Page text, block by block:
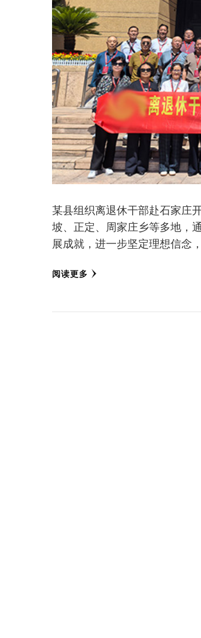
某县组织离退休干部赴石家庄
坡、正定、周家庄乡等多地，
展成就，进一步坚定理想信念
阅读更多